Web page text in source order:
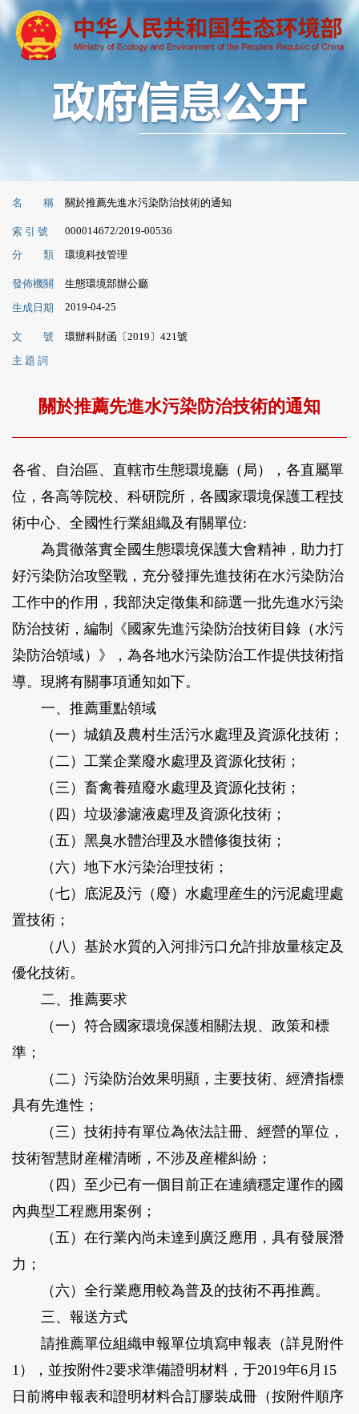
名 稱 關於推薦先進水污染防治技術的通知
索 引 號 000014672/2019-00536
分 類 環境科技管理
發佈機關
生態環境部辦公廳
生成日期
2019-04-25
文 號
環辦科財函〔2019〕421號
主 題 詞
關於推薦先進水污染防治技術的通知
各省、自治區、直轄市生態環境廳（局），各直屬單
位，各高等院校、科研院所，各國家環境保護工程技
術中心、全國性行業組織及有關單位:
為貫徹落實全國生態環境保護大會精神，助力打
好污染防治攻堅戰，充分發揮先進技術在水污染防治
工作中的作用，我部決定徵集和篩選一批先進水污染
防治技術，編制《國家先進污染防治技術目錄（水污
染防治領域）》，為各地水污染防治工作提供技術指
導。現將有關事項通知如下。
一、推薦重點領域
（一）城鎮及農村生活污水處理及資源化技術；
（二）工業企業廢水處理及資源化技術；
（三）畜禽養殖廢水處理及資源化技術；
（四）垃圾滲濾液處理及資源化技術；
（五）黑臭水體治理及水體修復技術；
（六）地下水污染治理技術；
（七）底泥及污（廢）水處理産生的污泥處理處
置技術；
（八）基於水質的入河排污口允許排放量核定及
優化技術。
二、推薦要求
（一）符合國家環境保護相關法規、政策和標
準；
（二）污染防治效果明顯，主要技術、經濟指標
具有先進性；
（三）技術持有單位為依法註冊、經營的單位，
技術智慧財産權清晰，不涉及産權糾紛；
（四）至少已有一個目前正在連續穩定運作的國
內典型工程應用案例；
（五）在行業內尚未達到廣泛應用，具有發展潛
力；
（六）全行業應用較為普及的技術不再推薦。
三、報送方式
請推薦單位組織申報單位填寫申報表（詳見附件
1），並按附件2要求準備證明材料，于2019年6月15
日前將申報表和證明材料合訂膠裝成冊（按附件順序